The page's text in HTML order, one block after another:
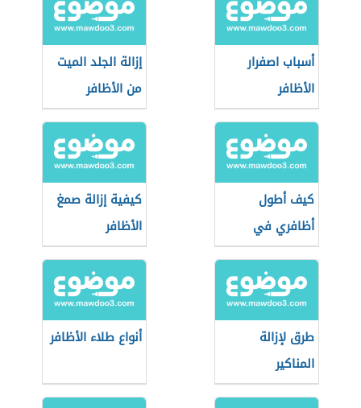
أسباب اصفرار
الأظافر
إزالة الجلد الميت
من الأظافر
كيف أطول
أظافري في
يومين
كيفية إزالة صمغ
الأظافر
طرق لإزالة
المناكير
أنواع طلاء الأظافر